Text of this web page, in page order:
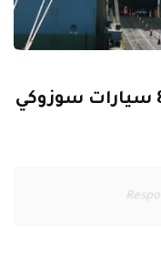
السوق المصري يستقبل 808 سيارات سوزوكي